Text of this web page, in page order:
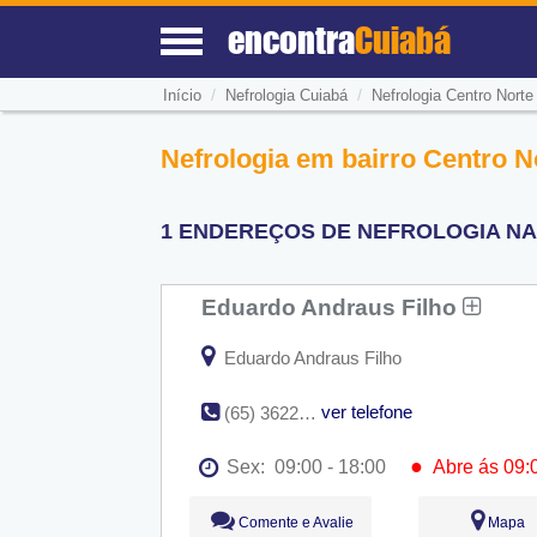
encontraCuiabá
Início / Nefrologia Cuiabá/ Nefrologia Centro Norte
Nefrologia em bairro Centro
1 ENDEREÇOS DE NEFROLOGIA
Eduardo Andraus Filho
Eduardo Andraus Filho
(65) 3622-4551 ver telefone
Sex: 09:00 - 18:00 ● Abre ás
Seg:
Ter:
09:00 - 18:00
Comente e Avalie Mapa